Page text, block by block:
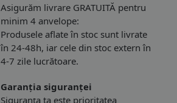
Asigurăm livrare GRATUITĂ pentru
minim 4 anvelope:
Produsele aflate în stoc sunt livrate
în 24-48h, iar cele din stoc extern în
4-7 zile lucrătoare.
Garanția siguranței
Siguranța ta este prioritatea